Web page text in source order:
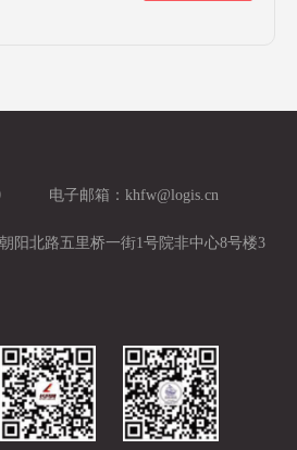
电子邮箱：khfw@logis.cn
阳北路五里桥一街1号院非中心8号楼3